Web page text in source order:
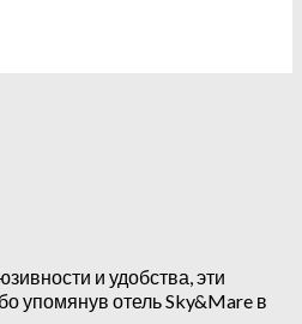
и удобства, эти
упомянув отель Sky&Mare в